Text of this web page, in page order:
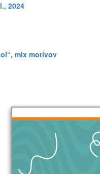
2024
mix motívov